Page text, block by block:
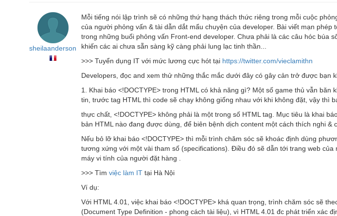
sheilaanderson
Mỗi tiếng nói lập trình sẽ có những thứ hạng thách thức riêng trong mỗi cuộc
của người phỏng vấn & tài dẫn dắt mẩu chuyện của developer. Bài viết mạn
trong những buổi phỏng vấn Front-end developer. Chưa phải là các câu hóc búa
khiến các ai chưa sẵn sàng kỹ càng phải lung lạc tinh thần...
>>> Tuyển dụng IT với mức lương cực hót tại https://twitter.com/vieclamithn
Developers, đọc and xem thử những thắc mắc dưới đây có gây cản trở được bạn
1. Khai báo <!DOCTYPE> trong HTML có khả năng gì? Một số game thủ vẫn băn
tin, trước tag HTML thì code sẽ chạy không giống nhau với khi không đặt, vậy thì
thực chất, <!DOCTYPE> không phải là một trong số HTML tag. Mục tiêu là khai
bản HTML nào đang được dùng, để biên bệnh dịch content một cách thích nghi &
Nếu bỏ lỡ khai báo <!DOCTYPE> thì mỗi trình chăm sóc sẽ khoác định dùng
tương xứng với một vài tham số (specifications). Điều đó sẽ dẫn tới trang web
máy vi tính của người đặt hàng .
>>> Tìm việc làm IT tại Hà Nội
Ví dụ:
Với HTML 4.01, việc khai báo <!DOCTYPE> khá quan trọng, trình chăm sóc sẽ
(Document Type Definition - phong cách tài liệu), vì HTML 4.01 đc phát triển xác